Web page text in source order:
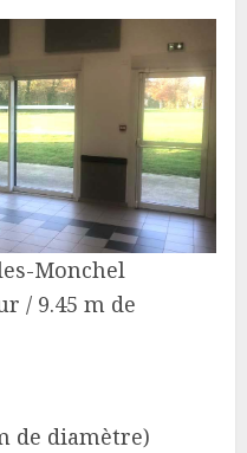
Monchel
/ 9.45 m de
de diamètre)